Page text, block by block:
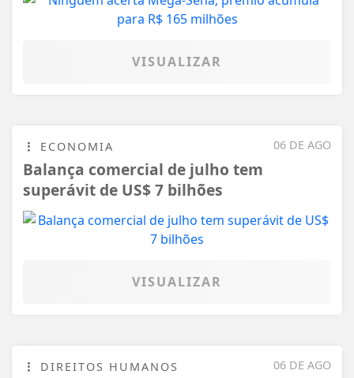
VISUALIZAR
06 DE AGO
ECONOMIA
Balança comercial de julho tem
superávit de US$ 7 bilhões
VISUALIZAR
06 DE AGO
DIREITOS HUMANOS